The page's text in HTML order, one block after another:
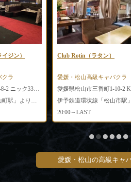
ジン）
ラ
愛媛県松山市二番町1-8-2 ニック33ビル4F
伊予鉄道城南線「勝山町駅」より徒歩5分
Club Rotin（ラタン）
愛媛・松山高級キャバクラ
愛媛県松山市三番町1-10-2
20:00～LAST
愛媛・松山の高級キャ